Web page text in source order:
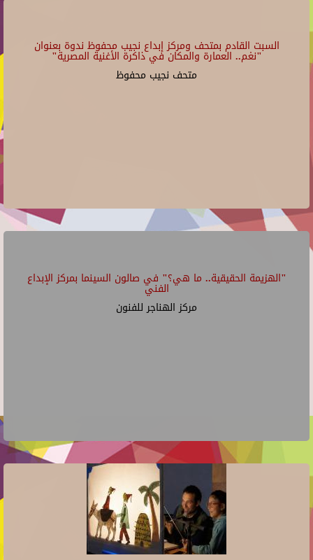
السبت القادم بمتحف ومركز إبداع نجيب محفوظ ندوة بعنوان
"نغم.. العمارة والمكان في ذاكرة الأغنية المصرية"
متحف نجيب محفوظ
"الهزيمة الحقيقية.. ما هي؟" في صالون السينما بمركز الإبداع
الفني
مركز الهناجر للفنون